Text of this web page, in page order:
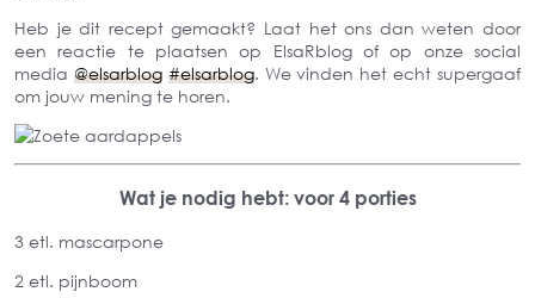
Heb je dit recept gemaakt? Laat het ons dan weten door
een reactie te plaatsen op ElsaRblog of op onze social
media @elsarblog #elsarblog. We vinden het echt supergaaf
om jouw mening te horen.
Wat je nodig hebt: voor 4 porties
3 etl. mascarpone
2 etl. pijnboom